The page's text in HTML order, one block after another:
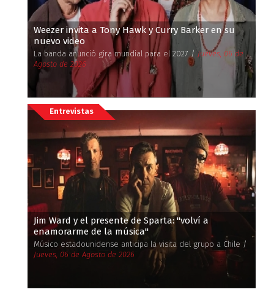
Weezer invita a Tony Hawk y Curry Barker en su
nuevo video
La banda anunció gira mundial para el 2027 / Jueves, 06 de
Agosto de 2026
Entrevistas
Jim Ward y el presente de Sparta: ''volví a
enamorarme de la música''
Músico estadounidense anticipa la visita del grupo a Chile /
Jueves, 06 de Agosto de 2026